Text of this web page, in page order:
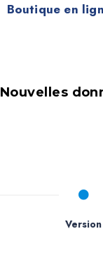
Boutique en
Nouvelles
Version